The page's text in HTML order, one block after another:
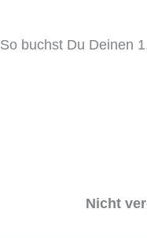
So buchst Du Deinen
Nicht